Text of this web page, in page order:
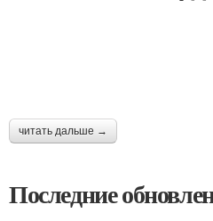
читать дальше →
Последние